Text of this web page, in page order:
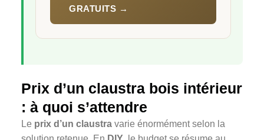
GRATUITS →
Prix d’un claustra bois intérieur
: à quoi s’attendre
Le prix d’un claustra varie énormément selon la